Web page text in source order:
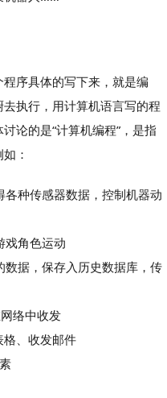
序具体的写下来，就是编
执行，用计算机语言写的程
论的是“计算机编程”，是指
：
种传感器数据，控制机器动
戏角色运动
据，保存入历史数据库，传
络中收发
格、收发邮件